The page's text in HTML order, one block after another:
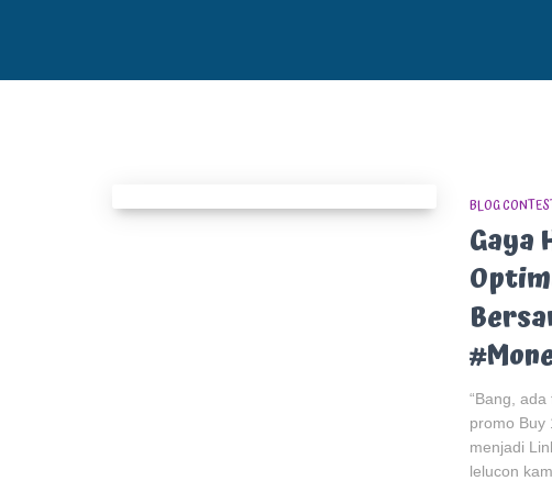
BLOG
Gaya
“Bang,
promo Buy
menjadi
lelucon